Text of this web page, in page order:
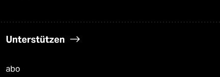
Unterstützen
abo